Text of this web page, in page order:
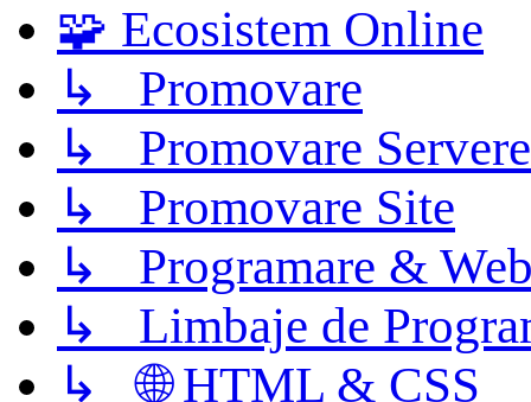
🧩 Ecosistem Online
↳ Promovare
↳ Promovare Servere
↳ Promovare Site
↳ Programare &
↳ Limbaje de
↳ 🌐 HTML & CSS